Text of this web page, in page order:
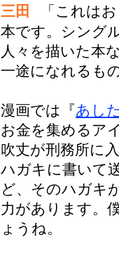
三田
「これは
本です。シング
人々を描いた本
一途になれるも
漫画では『あし
お金を集めるア
吹丈が刑務所に
ハガキに書いて
ど、そのハガキ
力があります。
ょうね。